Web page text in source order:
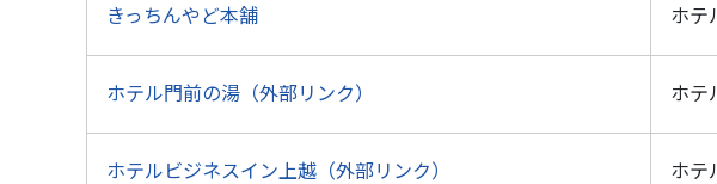
きっちんやど本舗 ホテ
ホテル門前の湯（外部リンク） ホテ
ホテルビジネスイン上越（外部リンク） ホテ